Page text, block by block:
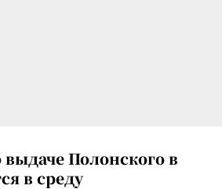
Полонского в
в среду